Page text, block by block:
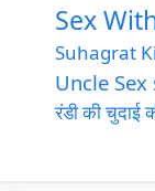
Sex
Suhagrat
Uncle
रंडी की चुदाई